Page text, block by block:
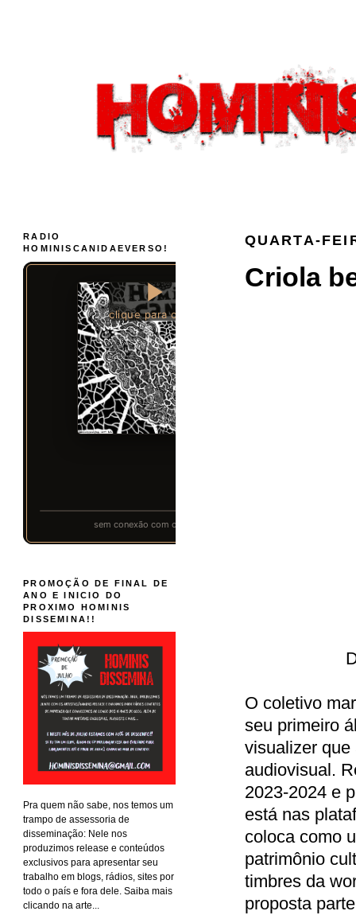
QUARTA-
Criola
O coletivo
seu primeiro
visualizer que
audiovisual.
2023-2024 e
está nas
coloca como
patrimônio
timbres da
proposta
RADIO
HOMINISCANIDAEVERSO!
PROMOÇÃO DE FINAL DE
ANO E INICIO DO
PROXIMO HOMINIS
DISSEMINA!!
Pra quem não sabe, nos temos um
trampo de assessoria de
disseminação: Nele nos
produzimos release e conteúdos
exclusivos para apresentar seu
trabalho em blogs, rádios, sites por
todo o país e fora dele. Saiba mais
clicando na arte...